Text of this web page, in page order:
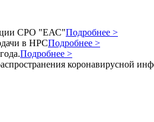
СРО "ЕАС"Подробнее >
в НРСПодробнее >
Подробнее >
коронавирусной